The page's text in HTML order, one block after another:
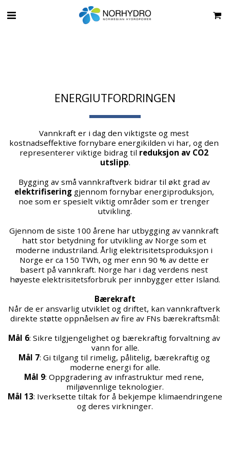
ENERGIUTFORDRINGEN
Vannkraft er i dag den viktigste og mest
kostnadseffektive fornybare energikilden vi har, og den
representerer viktige bidrag til reduksjon av CO2
utslipp.
Bygging av små vannkraftverk bidrar til økt grad av
elektrifisering gjennom fornybar energiproduksjon,
noe som er spesielt viktig områder som er trenger
utvikling.
Gjennom de siste 100 årene har utbygging av vannkraft
hatt stor betydning for utvikling av Norge som et
moderne industriland. Årlig elektrisitetsproduksjon i
Norge er ca 150 TWh, og mer enn 90 % av dette er
basert på vannkraft. Norge har i dag verdens nest
høyeste elektrisitetsforbruk per innbygger etter Island.
Bærekraft
Når de er ansvarlig utviklet og driftet, kan vannkraftverk
direkte støtte oppnåelsen av fire av FNs bærekraftsmål:
Mål 6: Sikre tilgjengelighet og bærekraftig forvaltning av
vann for alle.
Mål 7: Gi tilgang til rimelig, pålitelig, bærekraftig og
moderne energi for alle.
Mål 9: Oppgradering av infrastruktur med rene,
miljøvennlige teknologier.
Mål 13: Iverksette tiltak for å bekjempe klimaendringene
og deres virkninger.